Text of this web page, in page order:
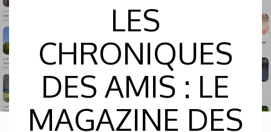
LES
CHRONIQUES
DES AMIS : LE
MAGAZINE DES